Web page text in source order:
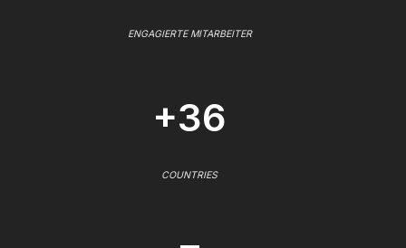
ENGAGIERTE MITARBEITER
+36
COUNTRIES